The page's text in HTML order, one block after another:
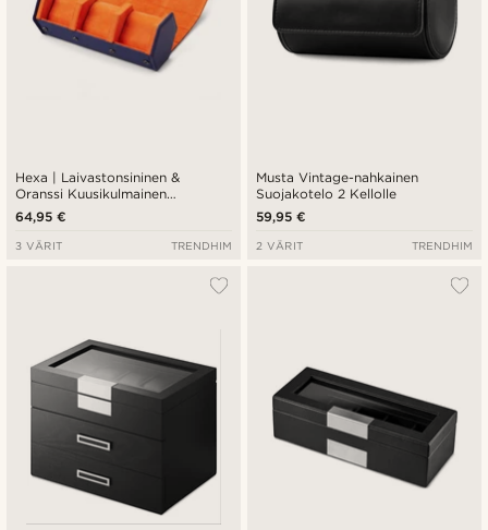
Hexa | Laivastonsininen &
Oranssi Kuusikulmainen
Tekonahka Kellokotelo - 3
Kellolle
64,95 €
3 VÄRIT TRENDHIM
Musta Vintage-nahkainen
Suojakotelo 2 Kellolle
59,95 €
2 VÄRIT TRENDHIM